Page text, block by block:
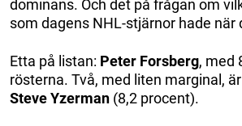
dominans. Och det på frågan om
som dagens NHL-stjärnor hade när
Etta på listan: Peter Forsberg, med
rösterna. Två, med liten marginal,
Steve Yzerman (8,2 procent).